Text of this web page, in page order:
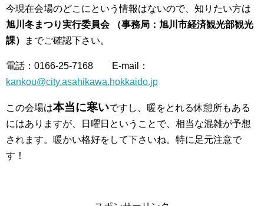
今現在会場のどこにという情報はないので、知りたい方は
旭川冬まつり実行委員会 （事務局：旭川市経済観光部観光
課）
までご確認下さい。
電話：0166-25-7168 E-mail：
kankou@city.asahikawa.hokkaido.jp
この会場は本当に寒いですし、暖をとれる休憩所もある
にはありますが、日曜日ということで、相当な混雑が予想
されます。暖かい格好をして下さいね。特に足元注意で
す！